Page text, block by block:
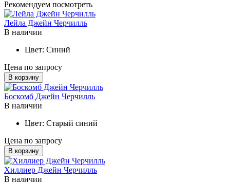
Рекомендуем посмотреть
Лейла Джейн Черчилль
В наличии
Цвет: Синий
Цена по запросу
В корзину
Боскомб Джейн Черчилль
В наличии
Цвет: Старый синий
Цена по запросу
В корзину
Хиллиер Джейн Черчилль
В наличии